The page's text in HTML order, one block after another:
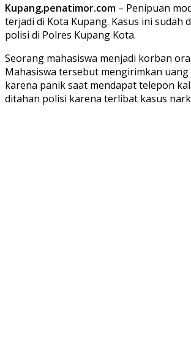
Kupang,penatimor.com – Penipuan
terjadi di Kota Kupang. Kasus ini sudah
polisi di Polres Kupang Kota.
Seorang mahasiswa menjadi korban
Mahasiswa tersebut mengirimkan
karena panik saat mendapat telepon
ditahan polisi karena terlibat kasus